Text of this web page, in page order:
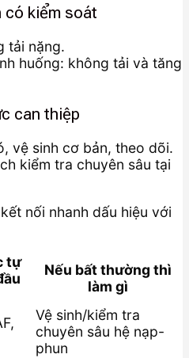
có kiểm soát
tải nặng.
huống: không tải và tăng
can thiệp
vệ sinh cơ bản, theo dõi.
kiểm tra chuyên sâu tại
nối nhanh dấu hiệu với
tự
Nếu bất thường thì
làm gì
Vệ sinh/kiểm tra
chuyên sâu hệ nạp-
phun